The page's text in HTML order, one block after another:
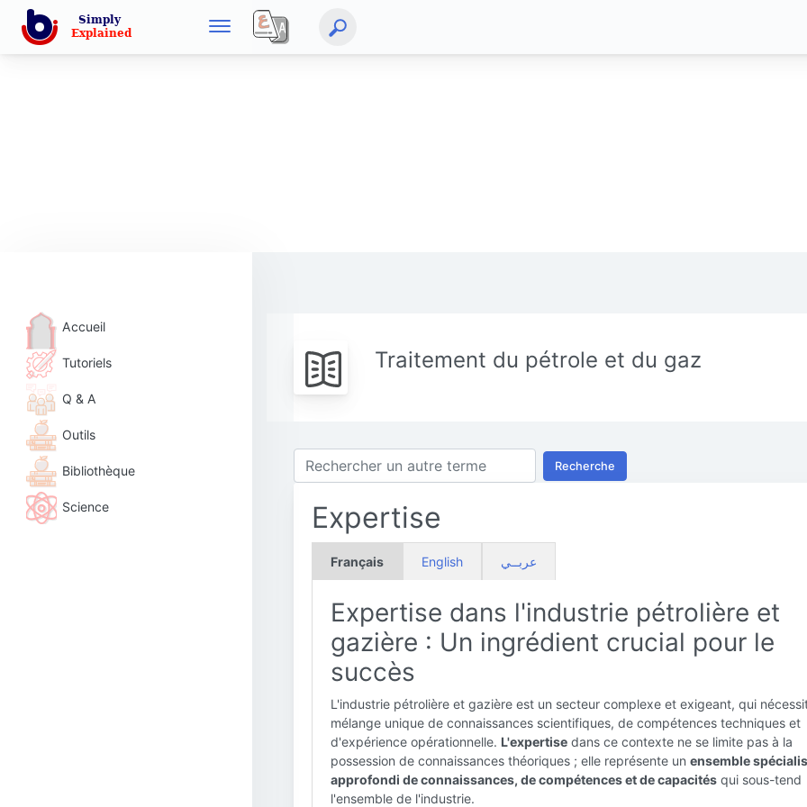
Accueil
Tutoriels
Q & A
Outils
Bibliothèque
Science
Traitement du pétrole et du gaz
Recherche
Expertise
Français English عربــي
Expertise dans l'industrie pétrolière et
gazière : Un ingrédient crucial pour le
succès
L'industrie pétrolière et gazière est un secteur complexe et exigeant, qui
mélange unique de connaissances scientifiques, de compétences techniques et
d'expérience opérationnelle. L'expertise dans ce contexte ne se limite pas à la
possession de connaissances théoriques ; elle représente un ensemble
approfondi de connaissances, de compétences et de capacités qui sous-tend
l'ensemble de l'industrie.